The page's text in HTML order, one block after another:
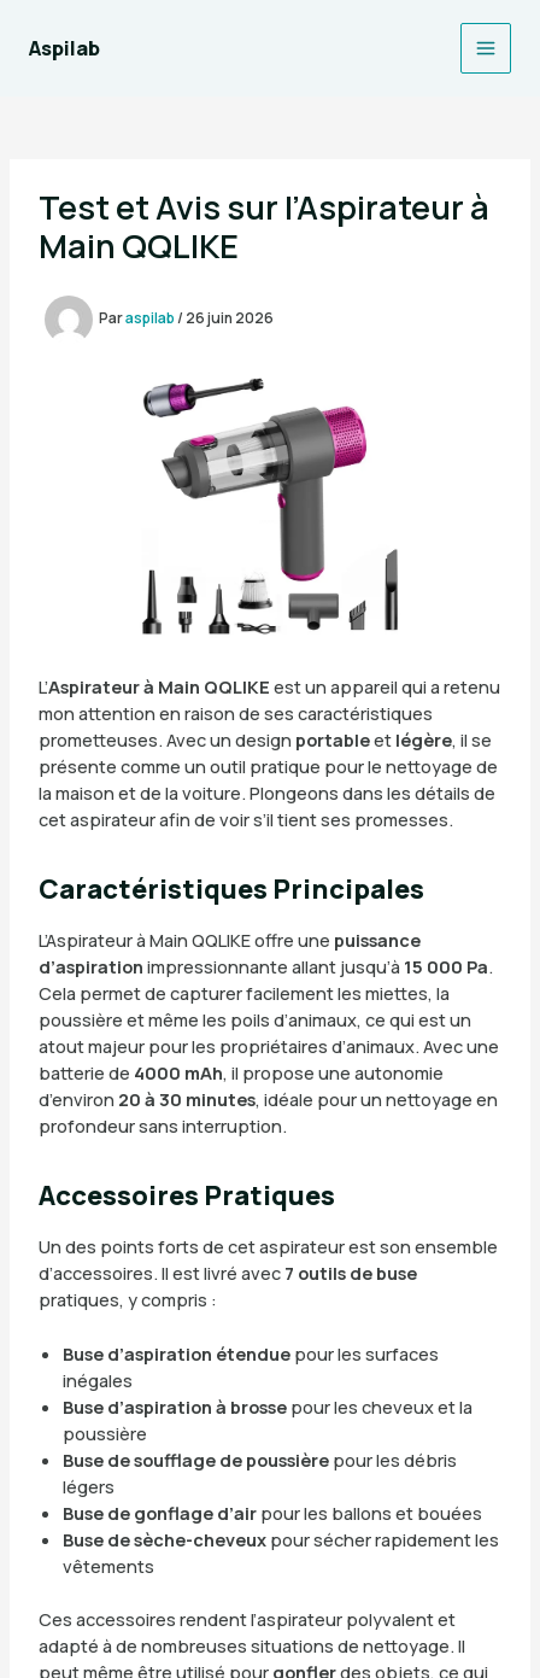
contenu
Aspilab
Main
Test et Avis sur l’Aspirateur à
Main QQLIKE
Paraspilab/ 26 juin 2026
L’Aspirateur à Main QQLIKE est un appareil qui a retenu
mon attention en raison de ses caractéristiques
prometteuses. Avec un design portableet légère, il se
présente comme un outil pratique pour le nettoyage de
la maison et de la voiture. Plongeons dans les détails de
cet aspirateur afin de voir s’il tient ses promesses.
Caractéristiques Principales
L’Aspirateur à Main QQLIKE offre une puissance
d’aspiration impressionnante allant jusqu’à 15 000 Pa.
Cela permet de capturer facilement les miettes, la
poussière et même les poils d’animaux, ce qui est un
atout majeur pour les propriétaires d’animaux. Avec une
batterie de 4000 mAh, il propose une autonomie
d’environ 20 à 30 minutes, idéale pour un nettoyage en
profondeur sans interruption.
Accessoires Pratiques
Un des points forts de cet aspirateur est son ensemble
d’accessoires. Il est livré avec 7 outils de buse
pratiques, y compris :
Buse d’aspiration étenduepour les surfaces
inégales
Buse d’aspiration à brossepour les cheveux et la
poussière
Buse de soufflage de poussièrepour les débris
légers
Buse de gonflage d’airpour les ballons et bouées
Buse de sèche-cheveuxpour sécher rapidement les
vêtements
Ces accessoires rendent l’aspirateur polyvalent et
adapté à de nombreuses situations de nettoyage. Il
peut même être utilisé pour gonflerdes objets, ce qui